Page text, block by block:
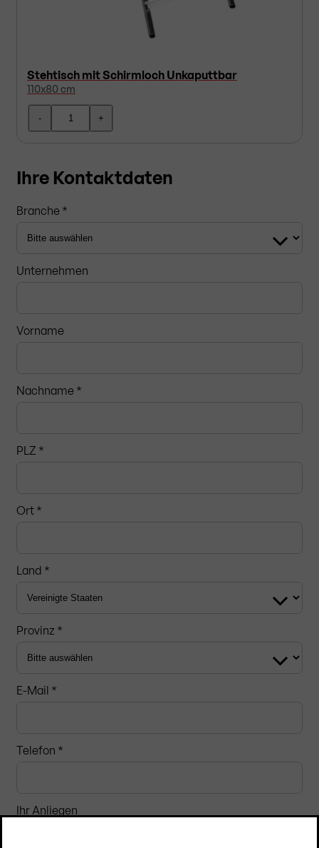
Stehtisch mit Schirmloch Unkaputtbar
110x80 cm
- +
Ihre Kontaktdaten
Branche *
Unternehmen
Vorname
Nachname *
PLZ *
Ort *
Land *
Provinz *
E-Mail *
Telefon *
Ihr Anliegen